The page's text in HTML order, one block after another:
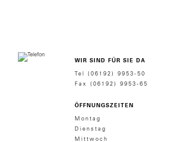
WIR SIND FÜR SIE DA
Tel (06192) 9953-50
Fax (06192) 9953-65
ÖFFNUNGSZEITEN
Montag
Dienstag
Mittwoch